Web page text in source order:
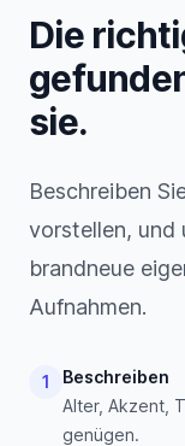
Die
sie.
Beschreiben
vorstellen, und
brandneue
Aufnahmen.
1
Beschreiben
Alter, Akzent,
genügen.